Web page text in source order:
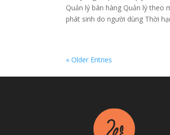
Quản lý bán hàng Quản lý theo
phát sinh do người dùng Thời
« Older Entries